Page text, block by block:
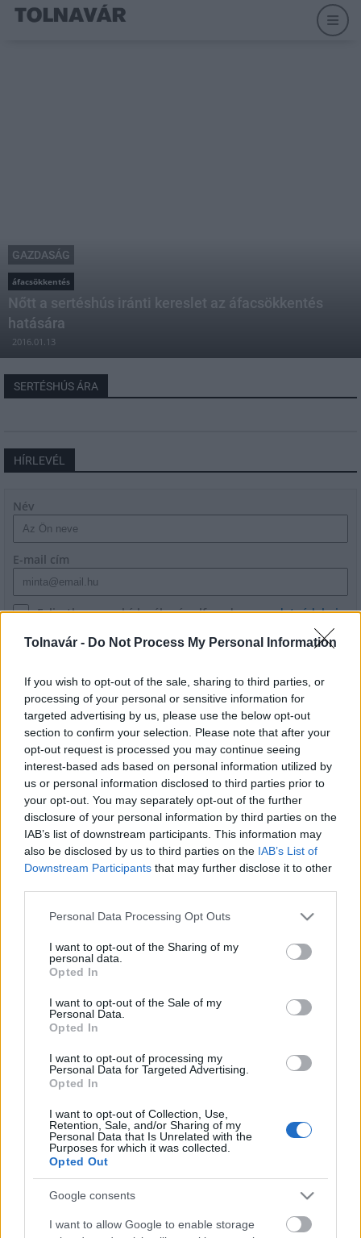
Tolnavár - Do Not Process My Personal Information
If you wish to opt-out of the sale, sharing to third parties, or
processing of your personal or sensitive information for
targeted advertising by us, please use the below opt-out
section to confirm your selection. Please note that after your
opt-out request is processed you may continue seeing
interest-based ads based on personal information utilized by
us or personal information disclosed to third parties prior to
your opt-out. You may separately opt-out of the further
disclosure of your personal information by third parties on the
IAB’s list of downstream participants. This information may
also be disclosed by us to third parties on the IAB’s List of
Downstream Participants that may further disclose it to other
Please note that this website/app uses one or more Google
not limited to your visit or usage behaviour. You may click to
grant or deny consent to Google and its third-party tags to
use your data for below specified purposes in below Google
consent section.
Personal Data Processing Opt Outs
I want to opt-out of the Sharing of my
personal data.
Opted In
I want to opt-out of the Sale of my
Personal Data.
Opted In
I want to opt-out of processing my
Personal Data for Targeted Advertising.
Opted In
I want to opt-out of Collection, Use,
Retention, Sale, and/or Sharing of my
Personal Data that Is Unrelated with the
Purposes for which it was collected.
Opted Out
Google consents
I want to allow Google to enable storage
GAZDASÁG
áfacsökkentés
Nőtt a sertéshús iránti kereslet az áfacsökkentés
hatására
2016.01.13
SERTÉSHÚS ÁRA
HÍRLEVÉL
Név
E-mail cím
Feliratkozom a hírlevélre és elfogadom azadatvédelmi
LEGFRISSEBB
Országos hírek
MEGÉRKEZETT AZ ESŐ A DUNA
VÍZGYŰJTŐJÉRE
Országos hírek oktatás továbbképzés
Kecskeméten is szakirányú
továbbképzésekkel erősít a Gál Ferenc
Országos hírek
SZÚNYOGINVÁZIÓ ELKERÜLÉSÉBEN
TÚLFOGYASZTÁS NAPJA - JÚLIUS 30-RA
FELHASZNÁLTA AZ EMBERISÉG A FÖLD EGÉSZ
HIRDETÉS